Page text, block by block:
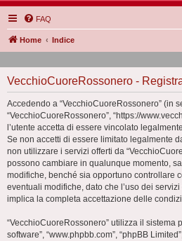
FAQ
Home Indice
VecchioCuoreRossonero -
Accedendo a “VecchioCuoreRossonero” (in
“VecchioCuoreRossonero”, “https://
l’utente accetta di essere vincolato
Se non accetti di essere limitato legalmente
non utilizzare i servizi offerti da
possono cambiare in qualunque momento,
modifiche, benché sia opportuno controllare
eventuali modifiche, dato che l’uso dei
implica la completa accettazione delle
“VecchioCuoreRossonero” utilizza il sistema
software”, “www.phpbb.com”, “phpBB